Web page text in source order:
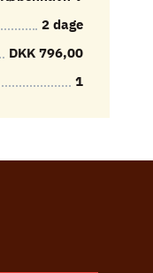
2 dage
DKK 796,00
1